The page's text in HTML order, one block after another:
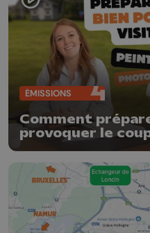
ÉMISSIONS
Comment
provoquer le